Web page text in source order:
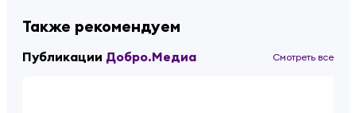
Также рекомендуем
Публикации Добро.Медиа Смотреть все